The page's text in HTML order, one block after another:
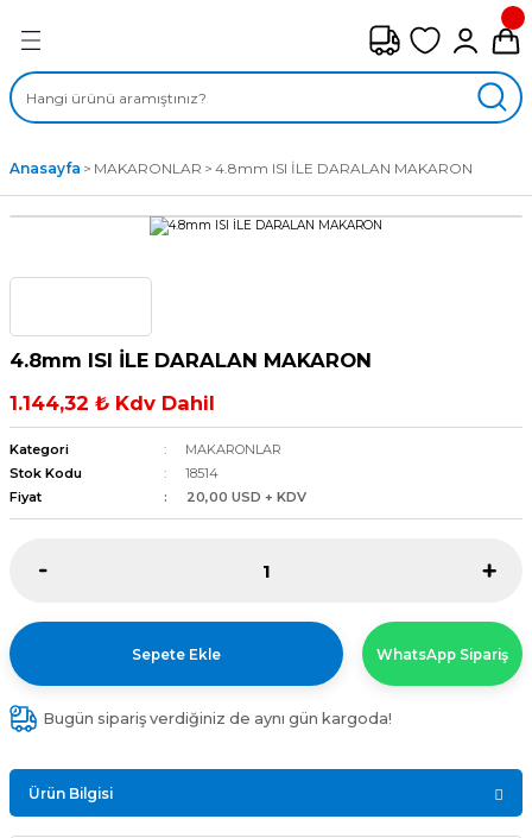
ÇEŞİTLERİ
FANLAR
FANLAR
Anasayfa MAKARONLAR 4.8mm ISI İLE DARALAN MAKARON
4.8mm ISI İLE DARALAN MAKARON
1.144,32 ₺ Kdv Dahil
Kategori
MAKARONLAR
Stok Kodu
18514
Fiyat
20,00 USD + KDV
Sepete Ekle WhatsApp Sipariş
Bugün sipariş verdiğiniz de aynı gün kargoda!
Ürün Bilgisi